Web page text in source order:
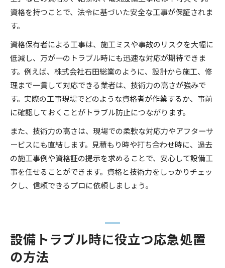
資格を持つことで、法令に基づいた安全な工事が保証されま
す。
資格保有者による工事は、施工ミスや事故のリスクを大幅に
低減し、万が一のトラブル時にも迅速な対応が期待できま
す。例えば、株式会社石田総業のように、設計から施工、修
理まで一貫して対応できる業者は、技術力の高さが強みで
す。実際の工事現場でどのような資格者が作業するか、事前
に確認しておくことがトラブル防止につながります。
また、技術力の高さは、現場での柔軟な対応力やアフターサ
ービスにも直結します。見積もり時や打ち合わせ時に、過去
の施工事例や資格証の提示を求めることで、安心して設備工
事を任せることができます。資格と技術力をしっかりチェッ
クし、信頼できるプロに依頼しましょう。
設備トラブル時に役立つ応急処置
の方法